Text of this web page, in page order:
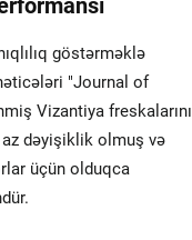
göstərməklə
"Journal of
Vizantiya freskalarını
az dəyişiklik olmuş və
üçün olduqca